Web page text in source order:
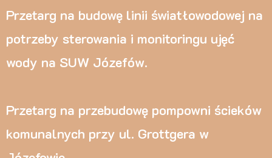
Przetarg na budowę linii światłowodowej na
potrzeby sterowania i monitoringu ujęć
wody na SUW Józefów.
Przetarg na przebudowę pompowni ścieków
komunalnych przy ul. Grottgera w